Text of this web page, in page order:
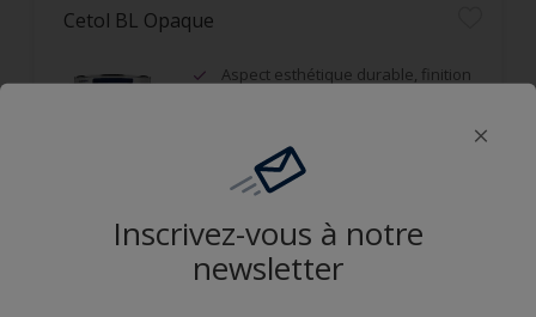
Cetol BL Opaque
Aspect esthétique durable, finition
ou d'aspect hétérogène
Résistance aux UV et durabilité du
Inscrivez-vous à notre
newsletter